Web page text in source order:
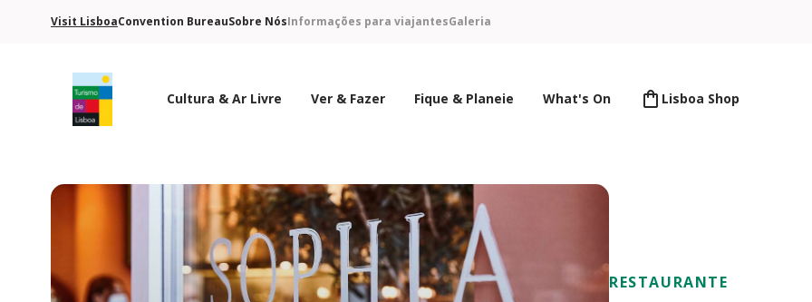
Visit LisboaConvention BureauSobre NósInformações para viajantesGaleria
Cultura & Ar Livre Ver & Fazer Fique & Planeie What's On Lisboa Shop
RESTAURANTE